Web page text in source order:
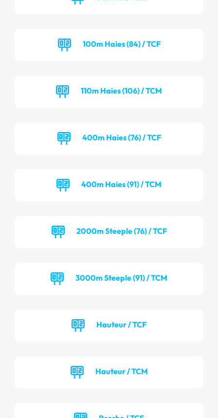
100m Haies (84) / TCF
110m Haies (106) / TCM
400m Haies (76) / TCF
400m Haies (91) / TCM
2000m Steeple (76) / TCF
3000m Steeple (91) / TCM
Hauteur / TCF
Hauteur / TCM